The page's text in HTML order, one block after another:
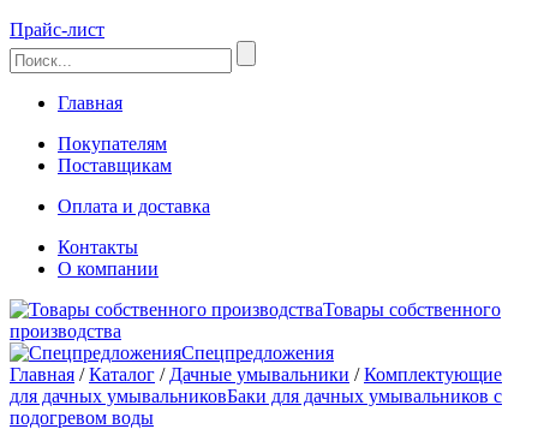
Прайс-лист
Главная
Покупателям
Поставщикам
Оплата и доставка
Контакты
О компании
Товары собственного
производства
Спецпредложения
Главная /Каталог / Дачные умывальники /Комплектующие
для дачных умывальниковБаки для дачных умывальников с
подогревом воды